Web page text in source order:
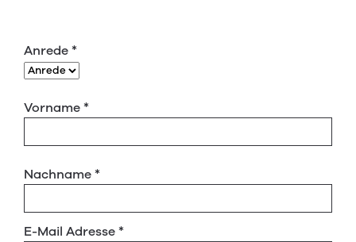
Anrede*
Vorname*
Nachname*
E-Mail Adresse*